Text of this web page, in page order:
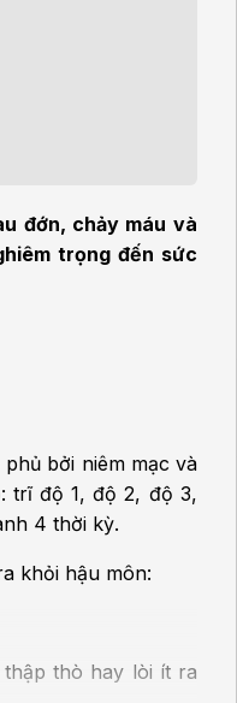
đớn, chảy máu và
trọng đến sức
bởi niêm mạc và
trĩ độ 1, độ 2, độ 3,
4 thời kỳ.
khỏi hậu môn:
thò hay lòi ít ra